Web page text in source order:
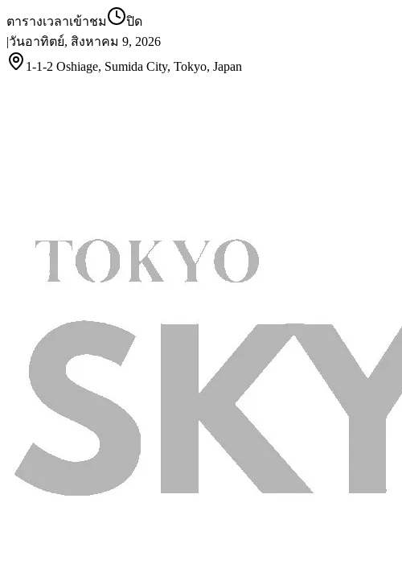
ตารางเวลาเข้าชม
ปิด
|วันอาทิตย์, สิงหาคม 9, 2026
1-1-2 Oshiage, Sumida City, Tokyo, Japan